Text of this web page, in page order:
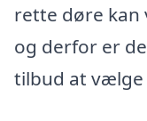
rette døre
og derfor er
tilbud at vælge